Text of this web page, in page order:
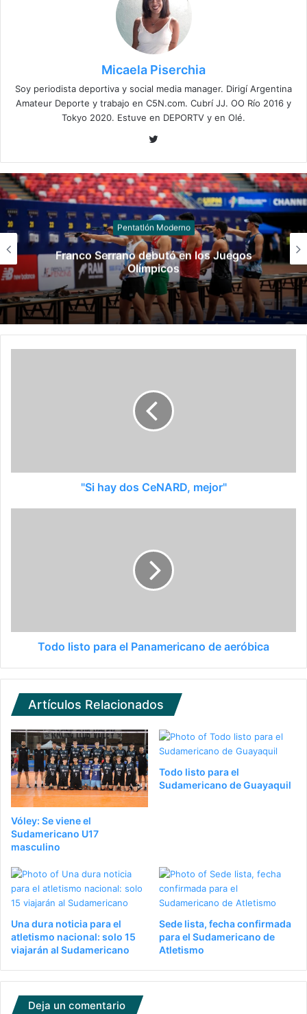
Micaela Piserchia
Soy periodista deportiva y social media manager. Dirigí Argentina
Amateur Deporte y trabajo en C5N.com. Cubrí JJ. OO Río 2016 y
Tokyo 2020. Estuve en DEPORTV y en Olé.
Twitter
Pentatlón Moderno
Franco Serrano debutó en los Juegos
Olímpicos
"Si hay dos CeNARD, mejor"
Todo listo para el Panamericano de aeróbica
Artículos Relacionados
Vóley: Se viene el
Sudamericano U17
masculino
Todo listo para el
Sudamericano de Guayaquil
Una dura noticia para el
atletismo nacional: solo 15
viajarán al Sudamericano
Sede lista, fecha confirmada
para el Sudamericano de
Atletismo
Deja un comentario